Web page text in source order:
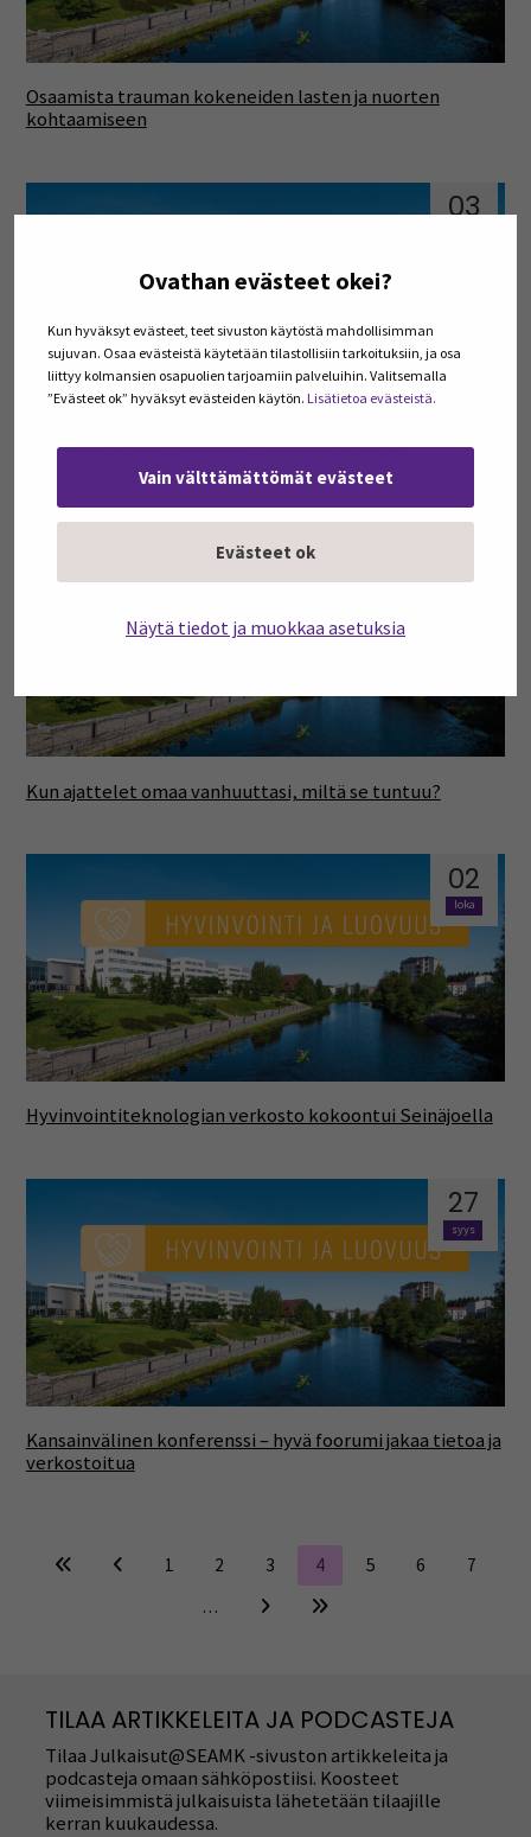
Ovathan evästeet okei?
Kun hyväksyt evästeet, teet sivuston käytöstä mahdollisimman
sujuvan. Osaa evästeistä käytetään tilastollisiin tarkoituksiin, ja osa
liittyy kolmansien osapuolien tarjoamiin palveluihin. Valitsemalla
”Evästeet ok” hyväksyt evästeiden käytön. Lisätietoa evästeistä.
Vain välttämättömät evästeet
Evästeet ok
Näytä tiedot ja muokkaa asetuksia
Osaamista trauman kokeneiden lasten ja nuorten
kohtaamiseen
03
Terveisiä kansainvälisestä mielenterveystyön
konferenssista
loka
Kun ajattelet omaa vanhuuttasi, miltä se tuntuu?
02
loka
Hyvinvointiteknologian verkosto kokoontui Seinäjoella
27
syys
Kansainvälinen konferenssi – hyvä foorumi jakaa tietoa ja
verkostoitua
1 2 3 4 5 6
7
…
TILAA ARTIKKELEITA JA PODCASTEJA
Tilaa Julkaisut@SEAMK -sivuston artikkeleita ja
podcasteja omaan sähköpostiisi. Koosteet
viimeisimmistä julkaisuista lähetetään tilaajille
kerran kuukaudessa.